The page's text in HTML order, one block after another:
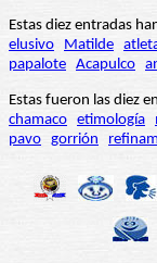
Estas diez entradas
elusivo
Matilde
papalote Acapulco
Estas fueron las diez
chamaco etimología
pavo gorrión